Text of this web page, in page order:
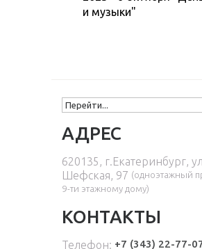
и музыки"
АДРЕС
620135, г.Екатеринбург,
Шефская, 97 (одноэтажный
9-ти этажному дому)
КОНТАКТЫ
Телефон: +7 (343) 22-77-